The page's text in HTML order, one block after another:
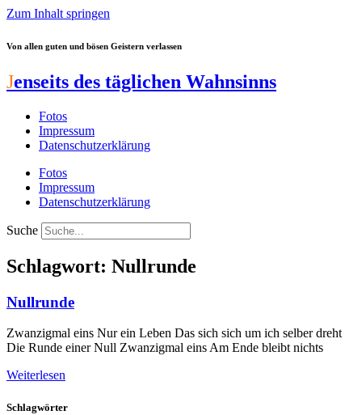
Zum Inhalt springen
Von allen guten und bösen Geistern verlassen
Jenseits des täglichen Wahnsinns
Fotos
Impressum
Datenschutzerklärung
Fotos
Impressum
Datenschutzerklärung
Suche
Schlagwort: Nullrunde
Nullrunde
Zwanzigmal eins Nur ein Leben Das sich sich um ich selber dreht
Die Runde einer Null Zwanzigmal eins Am Ende bleibt nichts
Weiterlesen
Schlagwörter